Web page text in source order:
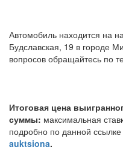
Автомобиль находится на
Будславская, 19 в городе
вопросов обращайтесь
Итоговая цена
суммы: максимальная
подробно по данной ссылке
auktsiona.